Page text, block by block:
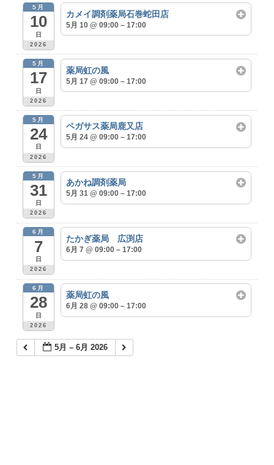
5月
10
日
2026
カメイ調剤薬局石巻蛇田店
5月 10 @ 09:00 – 17:00
5月
17
日
2026
薬局虹の風
5月 17 @ 09:00 – 17:00
5月
24
日
2026
ペガサス薬局鹿又店
5月 24 @ 09:00 – 17:00
5月
31
日
2026
あかね調剤薬局
5月 31 @ 09:00 – 17:00
6月
7
日
2026
たかぎ薬局 広渕店
6月 7 @ 09:00 – 17:00
6月
28
日
2026
薬局虹の風
6月 28 @ 09:00 – 17:00
5月 – 6月 2026